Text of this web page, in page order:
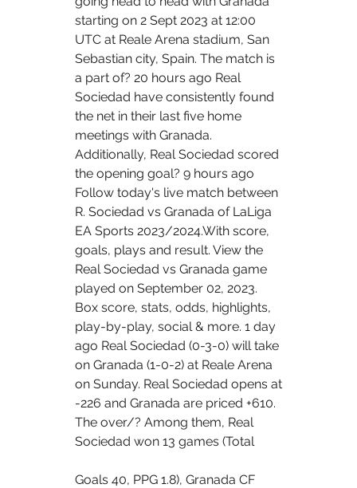
starting on 2 Sept 2023 at 12:00
UTC at Reale Arena stadium, San
Sebastian city, Spain. The match is
a part of? 20 hours ago Real
Sociedad have consistently found
the net in their last five home
meetings with Granada.
Additionally, Real Sociedad scored
the opening goal? 9 hours ago
Follow today's live match between
R. Sociedad vs Granada of LaLiga
EA Sports 2023/2024.With score,
goals, plays and result. View the
Real Sociedad vs Granada game
played on September 02, 2023.
Box score, stats, odds, highlights,
play-by-play, social & more. 1 day
ago Real Sociedad (0-3-0) will take
on Granada (1-0-2) at Reale Arena
on Sunday. Real Sociedad opens at
-226 and Granada are priced +610.
The over/? Among them, Real
Sociedad won 13 games (Total
Goals 40, PPG 1.8), Granada CF